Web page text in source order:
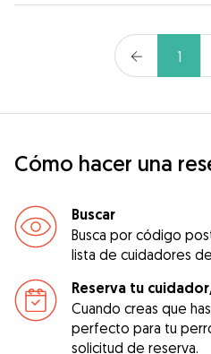
1
Cómo hacer una
Buscar
Busca por código
lista de cuidadores
Reserva tu
Cuando creas que
perfecto para tu
solicitud de reserva.